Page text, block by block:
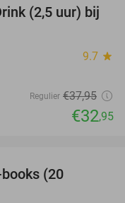
13%
(2,5 uur) bij
9.7 star
Regulier €37,95
€32,95
(20